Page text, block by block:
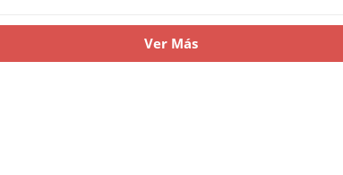
Ver Más